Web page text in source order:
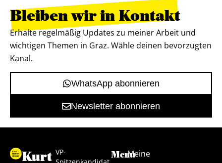
Bleiben wir in Kontakt
Erhalte regelmäßig Updates zu meiner Arbeit und
wichtigen Themen in Graz. Wähle deinen bevorzugten
Kanal.
WhatsApp abonnieren
Newsletter abonnieren
Kurt VP-
MenuMeine